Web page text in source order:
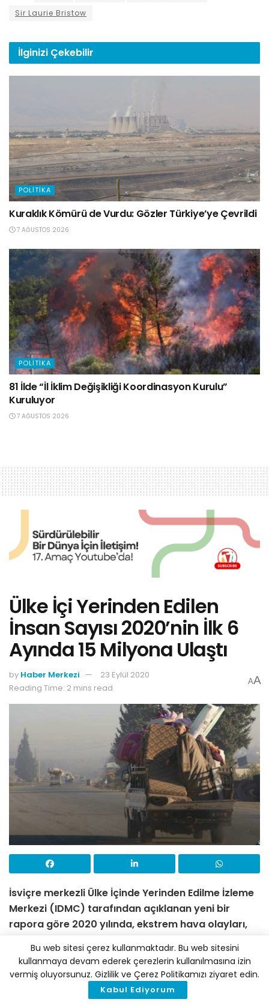
Sir Laurie Bristow
İlginizi Çekebilir
POLITIKA
Kuraklık Kömürü de Vurdu: Gözler Türkiye’ye Çevrildi
7 AĞUSTOS 2026
POLITIKA
81 İlde “İl İklim Değişikliği Koordinasyon Kurulu”
Kuruluyor
7 AĞUSTOS 2026
Ülke İçi Yerinden Edilen
İnsan Sayısı 2020’nin İlk 6
Ayında 15 Milyona Ulaştı
by Haber Merkezi
23 Eylül 2020
Reading Time: 2 mins read
AA
İsviçre merkezli Ülke İçinde Yerinden Edilme İzleme
Merkezi (IDMC) tarafından açıklanan yeni bir
rapora göre 2020 yılında, ekstrem hava olayları,
yerinden edilen insanların sayısı 15 milyona ulaştı.
Bu sayının ilerleyen aylarda artması bekleniyor .
Araştırmalara göre bu yılın ilk altı ayında milyonlarca
Bu web sitesi çerez kullanmaktadır. Bu web sitesini
kullanmaya devam ederek çerezlerin kullanılmasına izin
vermiş oluyorsunuz. Gizlilik ve Çerez Politikamızı ziyaret edin.
Kabul Ediyorum